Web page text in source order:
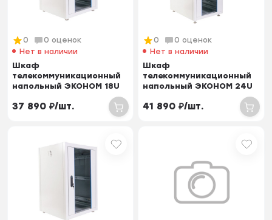
0
0 оценок
Нет в наличии
Шкаф
телекоммуникационный
напольный ЭКОНОМ 18U
стекло, двер...
37 890 ₽/шт.
0
0 оценок
Нет в наличии
Шкаф
телекоммуникационный
напольный ЭКОНОМ 24U
стекло, двер...
41 890 ₽/шт.